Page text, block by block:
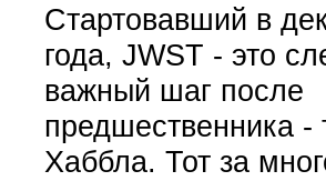
Стартовавший в
года, JWST - это
важный шаг после
предшественника -
Хаббла. Тот за